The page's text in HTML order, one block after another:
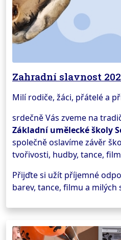
Zahradní slavnost
Milí rodiče, žáci, přátelé a
srdečně Vás zveme na
Základní umělecké školy
společně oslavíme závěr
tvořivosti, hudby, tance,
Přijďte si užít příjemné
barev, tance, filmu a milých